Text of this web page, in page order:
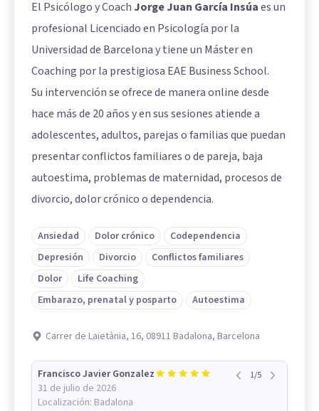
El Psicólogo y Coach Jorge Juan García Insúaes un
profesional Licenciado en Psicología por la
Universidad de Barcelona y tiene un Máster en
Coaching por la prestigiosa EAE Business School.
Su intervención se ofrece de manera online desde
hace más de 20 años y en sus sesiones atiende a
adolescentes, adultos, parejas o familias que puedan
presentar conflictos familiares o de pareja, baja
autoestima, problemas de maternidad, procesos de
divorcio, dolor crónico o dependencia.
Ansiedad Dolor crónico
Codependencia
Depresión
Divorcio
Conflictos familiares
Dolor
Life Coaching
Embarazo, prenatal y posparto
Autoestima
Carrer de Laietània, 16, 08911 Badalona, Barcelona
Francisco Javier Gonzalez
31 de julio de 2026
Localización: Badalona
1/5